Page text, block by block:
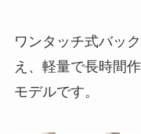
ワンタッチ式バッ
え、軽量で長時間
モデルです。